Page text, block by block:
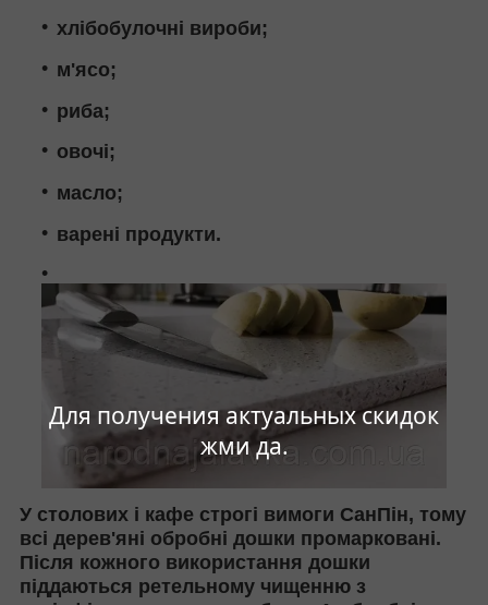
Для получения актуальных скидок
жми да.
хлібобулочні вироби;
м'ясо;
риба;
овочі;
масло;
варені продукти.
У столових і кафе строгі вимоги СанПін, тому
всі дерев'яні обробні дошки промарковані.
Після кожного використання дошки
піддаються ретельному чищенню з